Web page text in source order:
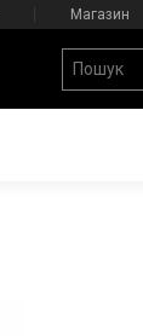
Магазин